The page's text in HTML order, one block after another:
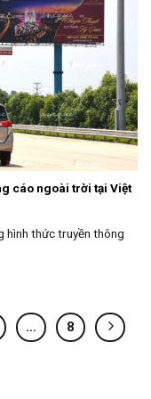
cáo ngoài trời tại Việt
hình thức truyền thông
… 8